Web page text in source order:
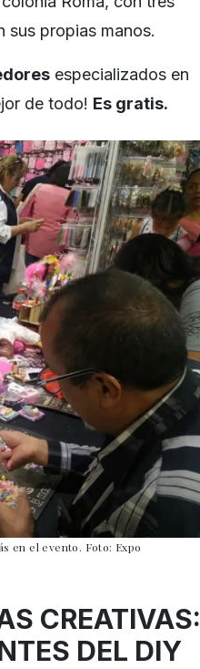
sus propias manos.
especializados en
de todo! Es gratis.
en el evento. Foto: Expo
CREATIVAS:
DEL DIY